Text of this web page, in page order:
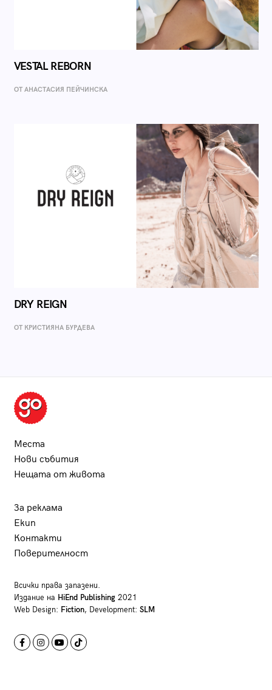
VESTAL REBORN
ОТ AНАСТАСИЯ ПЕЙЧИНСКА
DRY REIGN
ОТ КРИСТИЯНА БУРДЕВА
Места
Нови събития
Нещата от живота
За реклама
Екип
Контакти
Поверителност
Всички права запазени.
Издание на HiEnd Publishing2021
Web Design: Fiction, Development: SLM